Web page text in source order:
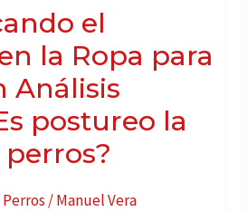
el
la Ropa para
Análisis
postureo la
Perros /Manuel Vera